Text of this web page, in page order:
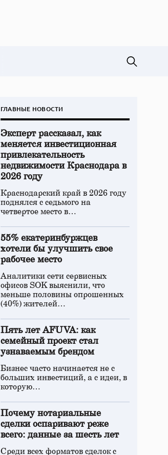
ГЛАВНЫЕ НОВОСТИ
Эксперт рассказал, как
меняется инвестиционная
привлекательность
недвижимости Краснодара в
2026 году
Краснодарский край в 2026 году
поднялся с седьмого на
четвертое место в…
55% екатеринбуржцев
хотели бы улучшить свое
рабочее место
Аналитики сети сервисных
офисов SOK выяснили, что
меньше половины опрошенных
(40%) жителей…
Пять лет AFUVA: как
семейный проект стал
узнаваемым брендом
Бизнес часто начинается не с
больших инвестиций, а с идеи, в
которую…
Почему нотариальные
сделки оспаривают реже
всего: данные за шесть лет
Среди всех форматов сделок с